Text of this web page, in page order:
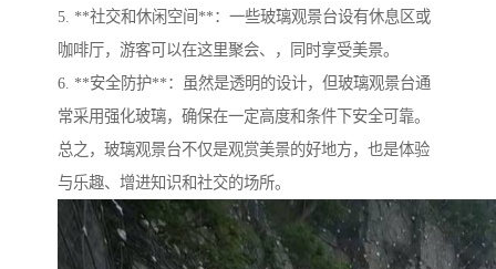
5. **社交和休闲空间**：一些玻璃观景台设有休息区或
咖啡厅，游客可以在这里聚会、，同时享受美景。
6. **安全防护**：虽然是透明的设计，但玻璃观景台通
常采用强化玻璃，确保在一定高度和条件下安全可靠。
总之，玻璃观景台不仅是观赏美景的好地方，也是体验
与乐趣、增进知识和社交的场所。